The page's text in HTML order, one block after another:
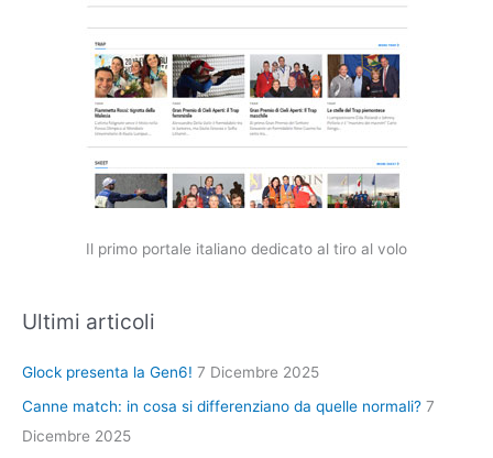
Il primo portale italiano dedicato al tiro al volo
Ultimi articoli
Glock presenta la Gen6! 7 Dicembre 2025
Canne match: in cosa si differenziano da quelle normali? 7
Dicembre 2025